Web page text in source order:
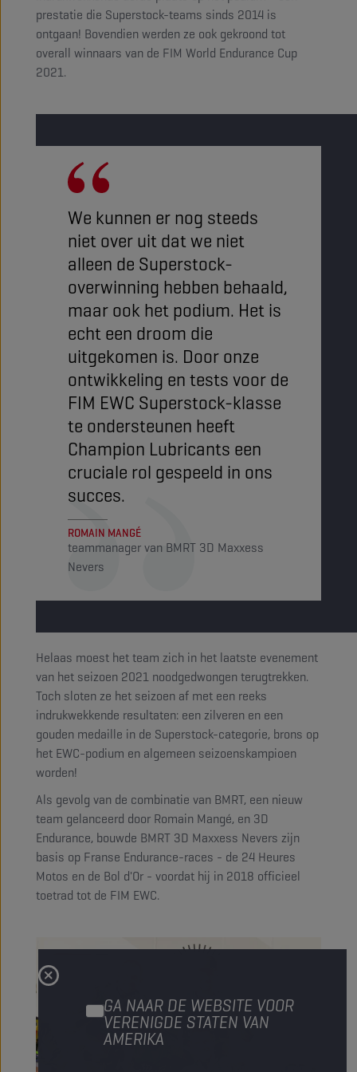
GA NAAR DE WEBSITE VOOR
VERENIGDE STATEN VAN
AMERIKA
prestatie die Superstock-teams sinds 2014 is
ontgaan! Bovendien werden ze ook gekroond tot
overall winnaars van de FIM World Endurance Cup
2021.
We kunnen er nog steeds
niet over uit dat we niet
alleen de Superstock-
overwinning hebben behaald,
maar ook het podium. Het is
echt een droom die
uitgekomen is. Door onze
ontwikkeling en tests voor de
FIM EWC Superstock-klasse
te ondersteunen heeft
Champion Lubricants een
cruciale rol gespeeld in ons
succes.
ROMAIN MANGÉ
teammanager van BMRT 3D Maxxess
Nevers
Helaas moest het team zich in het laatste evenement
van het seizoen 2021 noodgedwongen terugtrekken.
Toch sloten ze het seizoen af met een reeks
indrukwekkende resultaten: een zilveren en een
gouden medaille in de Superstock-categorie, brons op
het EWC-podium en algemeen seizoenskampioen
worden!
Als gevolg van de combinatie van BMRT, een nieuw
team gelanceerd door Romain Mangé, en 3D
Endurance, bouwde BMRT 3D Maxxess Nevers zijn
basis op Franse Endurance-races - de 24 Heures
Motos en de Bol d'Or - voordat hij in 2018 officieel
toetrad tot de FIM EWC.